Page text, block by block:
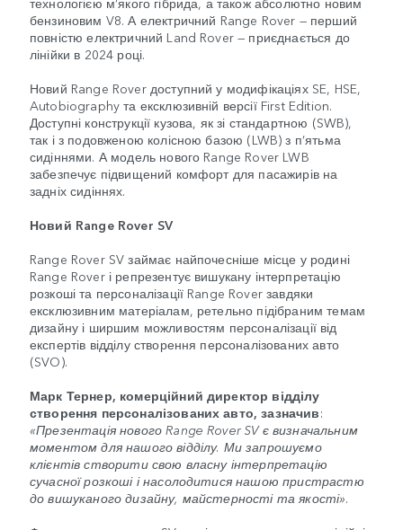
бензиновим V8. А електричний Range Rover — перший
повністю електричний Land Rover — приєднається до
лінійки в 2024 році.
Новий Range Rover доступний у модифікаціях SE, HSE,
Autobiography та ексклюзивній версії First Edition.
Доступні конструкції кузова, як зі стандартною (SWB),
так і з подовженою колісною базою (LWB) з п’ятьма
сидіннями. А модель нового Range Rover LWB
забезпечує підвищений комфорт для пасажирів на
задніх сидіннях.
Новий Range Rover SV
Range Rover SV займає найпочесніше місце у родині
Range Rover і репрезентує вишукану інтерпретацію
розкоші та персоналізації Range Rover завдяки
ексклюзивним матеріалам, ретельно підібраним темам
дизайну і ширшим можливостям персоналізації від
експертів відділу створення персоналізованих авто
(SVO).
Марк Тернер, комерційний директор відділу
створення персоналізованих авто, зазначив:
«Презентація нового Range Rover SV є визначальним
моментом для нашого відділу. Ми запрошуємо
клієнтів створити свою власну інтерпретацію
сучасної розкоші і насолодитися нашою пристрастю
до вишуканого дизайну, майстерності та якості».